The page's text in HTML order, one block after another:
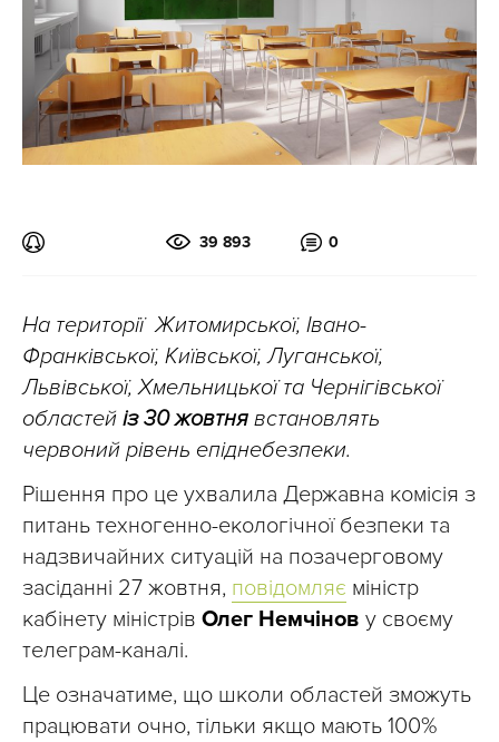
39 893 0
На території Житомирської, Івано-
Франківської, Київської, Луганської,
Львівської, Хмельницької та Чернігівської
областей із 30 жовтня встановлять
червоний рівень епіднебезпеки.
Рішення про це ухвалила Державна комісія з
питань техногенно-екологічної безпеки та
надзвичайних ситуацій на позачерговому
засіданні 27 жовтня, повідомляє міністр
кабінету міністрів Олег Немчінов у своєму
телеграм-каналі.
Це означатиме, що школи областей зможуть
працювати очно, тільки якщо мають 100%